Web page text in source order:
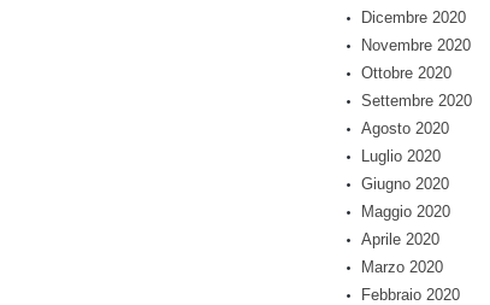
Dicembre 2020
Novembre 2020
Ottobre 2020
Settembre 2020
Agosto 2020
Luglio 2020
Giugno 2020
Maggio 2020
Aprile 2020
Marzo 2020
Febbraio 2020